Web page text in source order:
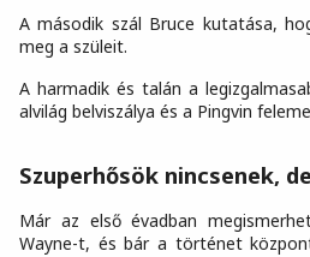
A második szál Bruce kutatása,
meg a szüleit.
A harmadik és talán a
alvilág belviszálya és a Pingvin
Szuperhősök nincsenek,
Már az első évadban
Wayne-t, és bár a történet